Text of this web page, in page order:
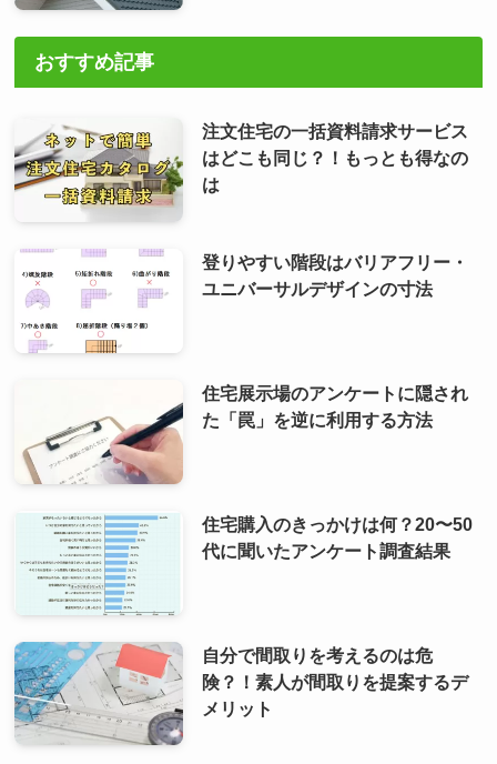
おすすめ記事
注文住宅の一括資料請求サービス
はどこも同じ？！もっとも得なの
は
登りやすい階段はバリアフリー・
ユニバーサルデザインの寸法
住宅展示場のアンケートに隠され
た「罠」を逆に利用する方法
住宅購入のきっかけは何？20〜50
代に聞いたアンケート調査結果
自分で間取りを考えるのは危
険？！素人が間取りを提案するデ
メリット